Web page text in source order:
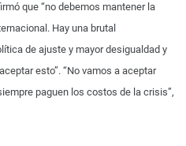
que “no debemos mantener la
Hay una brutal
de ajuste y mayor desigualdad y
esto”. “No vamos a aceptar
paguen los costos de la crisis”,